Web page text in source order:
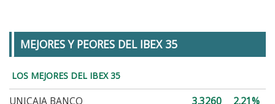
MEJORES Y PEORES DEL IBEX 35
LOS MEJORES DEL IBEX 35
UNICAJA BANCO